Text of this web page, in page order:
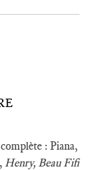
: Piana,
Henry, Beau Fifi